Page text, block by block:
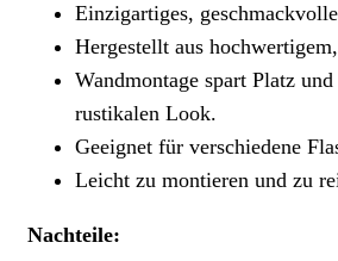
Einzigartiges,
Hergestellt aus
Wandmontage spart Platz
rustikalen Look.
Geeignet für verschiedene
Leicht zu montieren und zu
Nachteile: